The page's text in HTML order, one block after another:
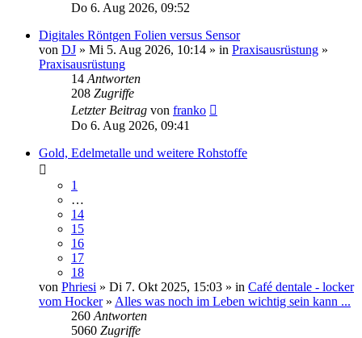
Do 6. Aug 2026, 09:52
Digitales Röntgen Folien versus Sensor
von DJ » Mi 5. Aug 2026, 10:14 » in Praxisausrüstung »
Praxisausrüstung
14 Antworten
208 Zugriffe
Letzter Beitrag von franko
Do 6. Aug 2026, 09:41
Gold, Edelmetalle und weitere Rohstoffe
1
…
14
15
16
17
18
von Phriesi » Di 7. Okt 2025, 15:03 » in Café dentale - locker
vom Hocker» Alles was noch im Leben wichtig sein kann ...
260 Antworten
5060 Zugriffe